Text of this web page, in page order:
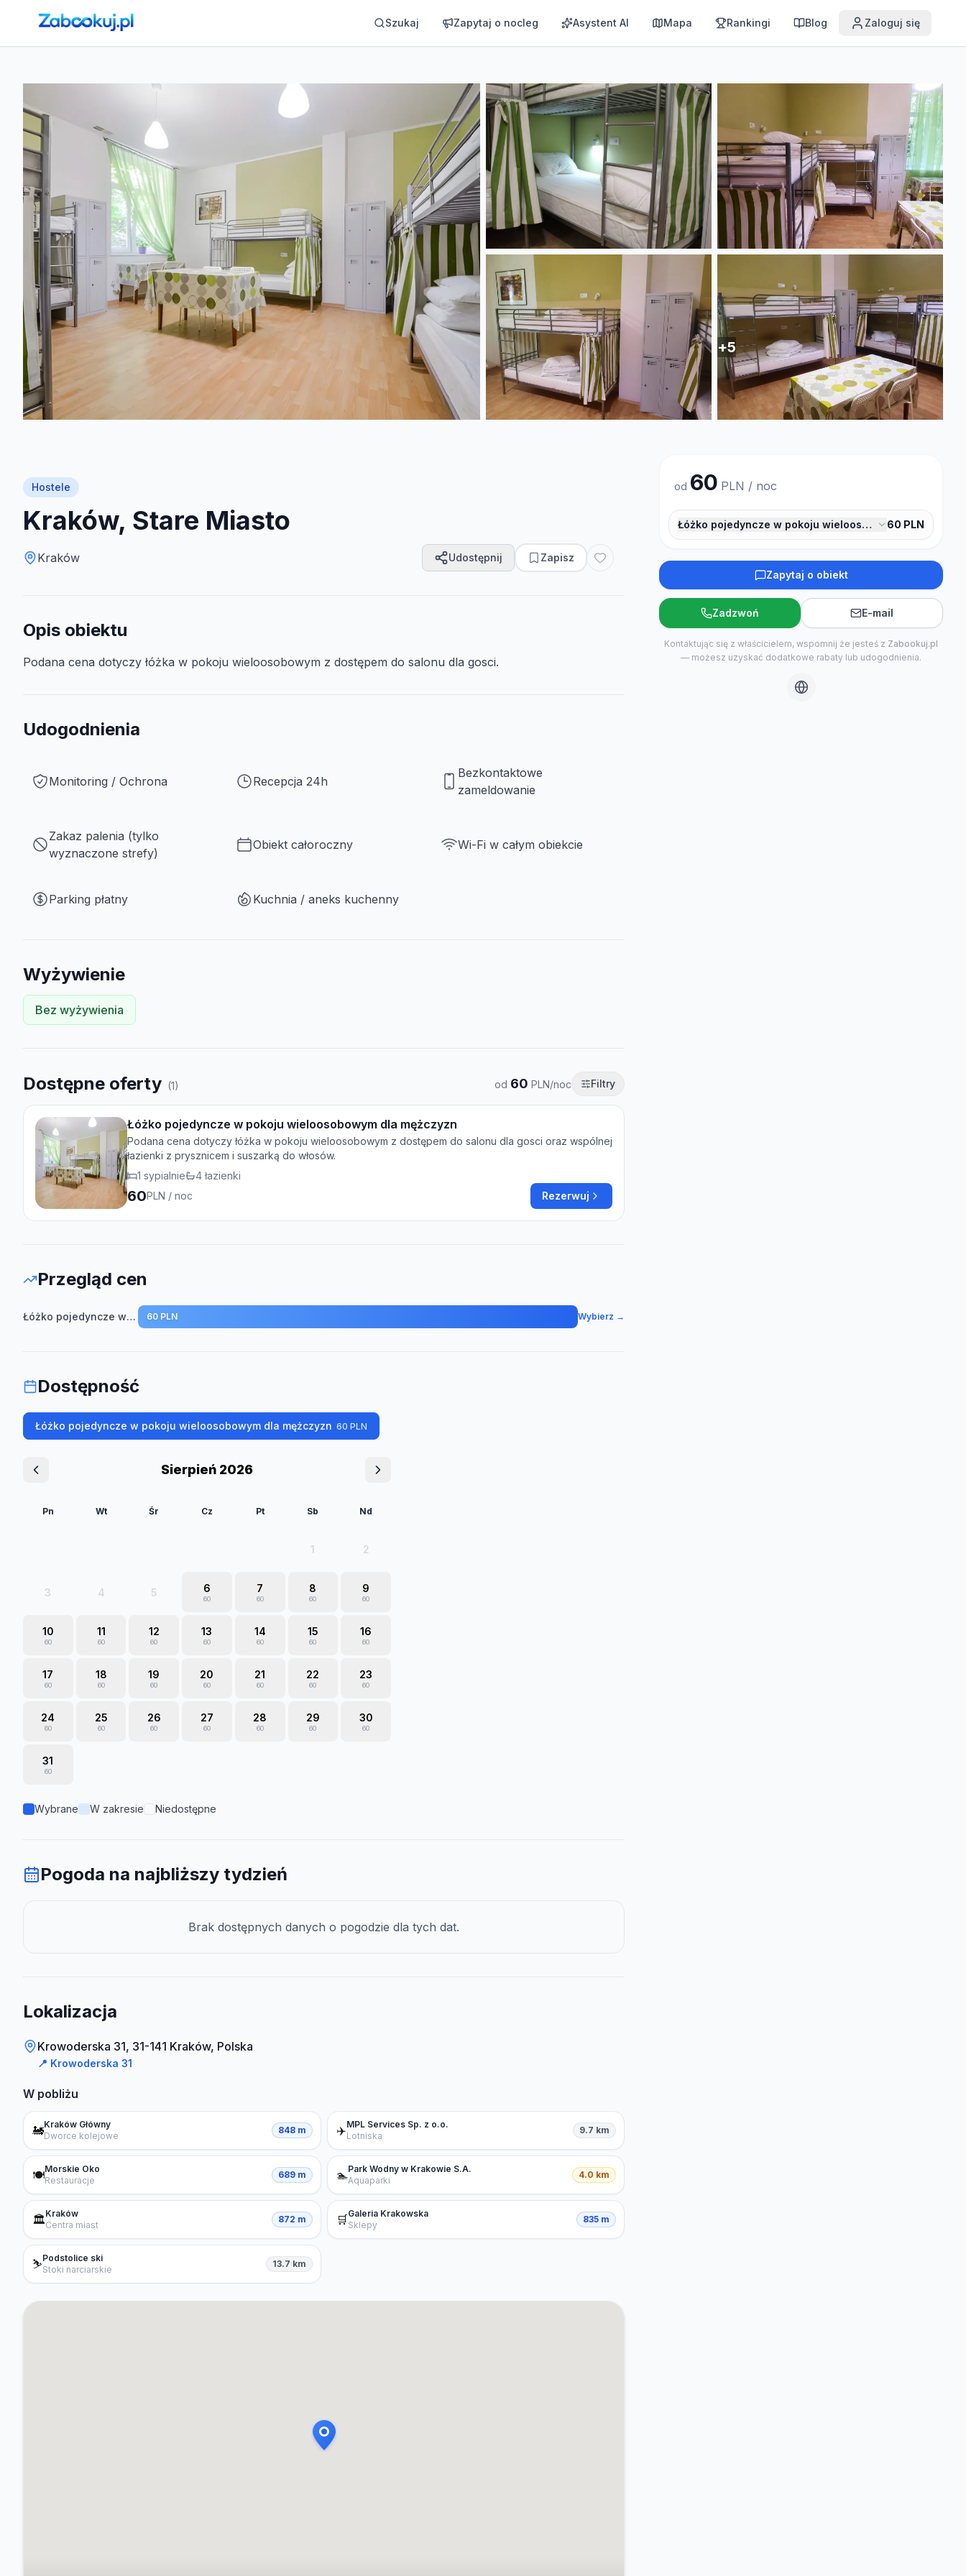
Strona główna ›Noclegi Szukaj Zapytaj o nocleg Asystent AI Mapa Rankingi Blog Zaloguj się
+5
Hostele
Kraków, Stare Miasto
Kraków Udostępnij Zapisz
Opis obiektu
Podana cena dotyczy łóżka w pokoju wieloosobowym z dostępem do salonu dla gosci.
Udogodnienia
Monitoring / Ochrona Recepcja 24h
Bezkontaktowe
zameldowanie
Zakaz palenia (tylko
wyznaczone strefy)
Obiekt całoroczny Wi-Fi w całym obiekcie
Parking płatny Kuchnia / aneks kuchenny
Wyżywienie
Bez wyżywienia
Dostępne oferty (1) od 60 PLN/noc Filtry
Łóżko pojedyncze w pokoju wieloosobowym dla mężczyzn
Podana cena dotyczy łóżka w pokoju wieloosobowym z dostępem do salonu dla gosci oraz wspólnej
łazienki z prysznicem i suszarką do włosów.
1 sypialnie 4 łazienki
60PLN / noc Rezerwuj
Przegląd cen
Łóżko pojedyncze w pokoju wieloosobowym dla mężczyzn 60 PLN Wybierz →
Dostępność
Łóżko pojedyncze w pokoju wieloosobowym dla mężczyzn 60 PLN
Sierpień 2026
Pn Wt Śr Cz Pt Sb Nd
1 2
3 4 5 6
60
7
60
8
60
9
60
10
60
11
60
12
60
13
60
14
60
15
60
16
60
17
60
18
60
19
60
20
60
21
60
22
60
23
60
24
60
25
60
26
60
27
60
28
60
29
60
30
60
31
60
Wybrane W zakresie Niedostępne
Pogoda na najbliższy tydzień
Brak dostępnych danych o pogodzie dla tych dat.
Lokalizacja
Krowoderska 31, 31-141 Kraków, Polska
📍 Krowoderska 31
W pobliżu
🚂Kraków Główny
Dworce kolejowe
848 m ✈️MPL Services Sp. z o.o.
Lotniska
9.7 km
🍽️Morskie Oko
Restauracje
689 m 🏊Park Wodny w Krakowie S.A.
Aquaparki
4.0 km
🏛️Kraków
Centra miast
872 m 🛒Galeria Krakowska
Sklepy
835 m
⛷️Podstolice ski
Stoki narciarskie
13.7 km
od 60 PLN / noc
Łóżko pojedyncze w pokoju wieloosobowym dla
60 PLN
Zapytaj o obiekt
Zadzwoń E-mail
Kontaktując się z właścicielem, wspomnij że jesteś z Zabookuj.pl
— możesz uzyskać dodatkowe rabaty lub udogodnienia.